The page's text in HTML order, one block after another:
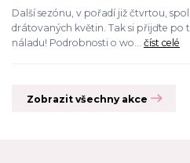
Další sezónu, v pořadí již čtvrtou,
drátovaných květin. Tak si přijďte po
náladu! Podrobnosti o wo... číst celé
Zobrazit všechny akce